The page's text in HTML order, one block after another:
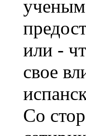
ученым
или -
свое
Со